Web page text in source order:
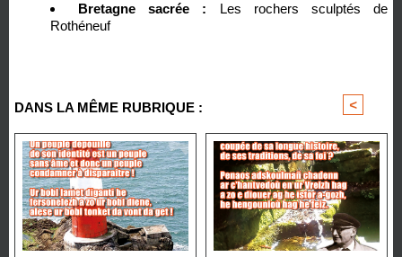
Bretagne sacrée : Les rochers sculptés de
Rothéneuf
DANS LA MÊME RUBRIQUE : <